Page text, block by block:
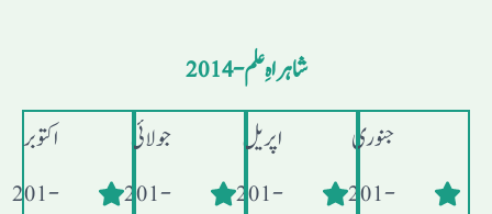
شاہراہِ علم - 2014
جنوری
- 201
اپریل
- 201
جولائی
- 201
اکتوبر
- 201